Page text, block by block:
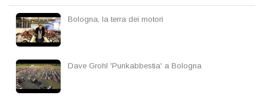
Bologna, la terra dei motori
Dave Grohl 'Punkabbestia' a Bologna